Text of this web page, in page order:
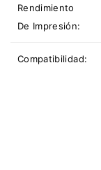
Rendimiento
De Impresión:
Compatibilidad: